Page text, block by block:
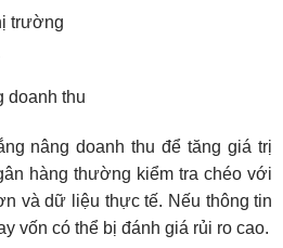
trường
doanh thu
nâng doanh thu để tăng giá trị
hàng thường kiểm tra chéo với
và dữ liệu thực tế. Nếu thông tin
vốn có thể bị đánh giá rủi ro cao.